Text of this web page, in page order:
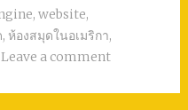
, website,
, ห้องสมุดในอเมริกา,
Leave a comment